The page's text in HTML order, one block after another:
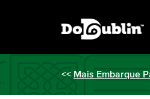
<< Mais Embarque